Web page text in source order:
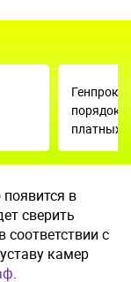
порядок
платных
в
сверить
с
камер
.